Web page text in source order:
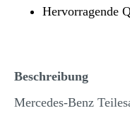
Hervorragende
Beschreibung
Mercedes-Benz